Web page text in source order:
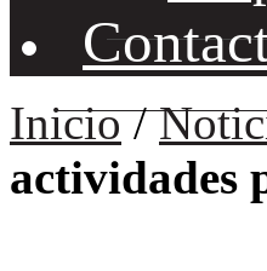
Inicio/
actividades